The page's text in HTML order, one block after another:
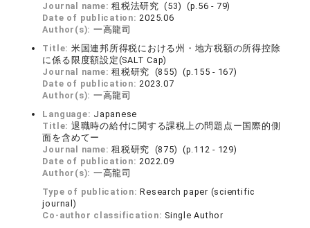
Journal name:租税法研究 (53) (p.56 - 79)
Date of publication:2025.06
Author(s): 一高龍司
Title: 米国連邦所得税における州・地方税額の所得控除
に係る限度額設定(SALT Cap)
Journal name:租税研究 (855) (p.155 - 167)
Date of publication:2023.07
Author(s): 一高龍司
Language: Japanese
Title: 退職時の給付に関する課税上の問題点ー国際的側
面を含めてー
Journal name:租税研究 (875) (p.112 - 129)
Date of publication:2022.09
Author(s): 一高龍司
Type of publication:Research paper (scientific
journal)
Co-author classification: Single Author